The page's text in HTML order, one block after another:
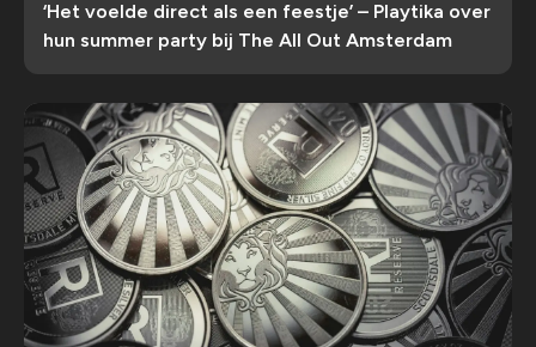
‘Het voelde direct als een feestje’ – Playtika over
hun summer party bij The All Out Amsterdam